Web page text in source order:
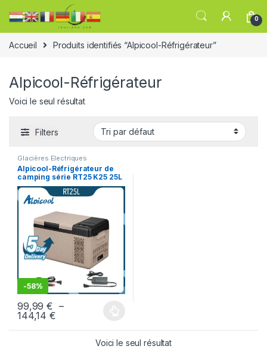
0
Accueil Produits identifiés “Alpicool-Réfrigérateur”
Alpicool-Réfrigérateur
Voici le seul résultat
Filters
Glacières Electriques
Alpicool-Réfrigérateur de
camping série RT25 K25 25L
-58%
99,99€ –
144,14€
Voici le seul résultat